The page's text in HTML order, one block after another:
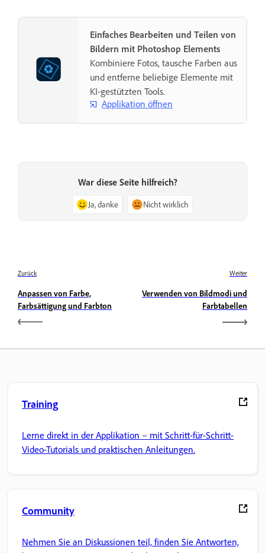
Einfaches Bearbeiten und Teilen von
Bildern mit Photoshop Elements
Kombiniere Fotos, tausche Farben aus
und entferne beliebige Elemente mit
KI-gestützten Tools.
Applikation öffnen
War diese Seite hilfreich?
Ja, danke Nicht wirklich
Zurück
Anpassen von Farbe,
Farbsättigung und Farbton
Weiter
Verwenden von Bildmodi und
Farbtabellen
Training
Lerne direkt in der Applikation – mit Schritt-für-Schritt-
Video-Tutorials und praktischen Anleitungen.
Community
Nehmen Sie an Diskussionen teil, finden Sie Antworten,